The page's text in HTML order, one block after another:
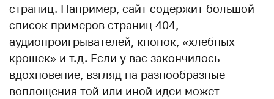
страниц. Например, сайт содержит большой
список примеров страниц 404,
аудиопроигрывателей, кнопок, «хлебных
крошек» и т.д. Если у вас закончилось
вдохновение, взгляд на разнообразные
воплощения той или иной идеи может